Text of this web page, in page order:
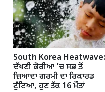
South Korea Heatwave:
ਦੱਖਣੀ ਕੋਰੀਆ ’ਚ ਸਭ ਤੋਂ
ਜ਼ਿਆਦਾ ਗਰਮੀ ਦਾ ਰਿਕਾਰਡ
ਟੁੱਟਿਆ, ਹੁਣ ਤੱਕ 16 ਮੌਤਾਂ